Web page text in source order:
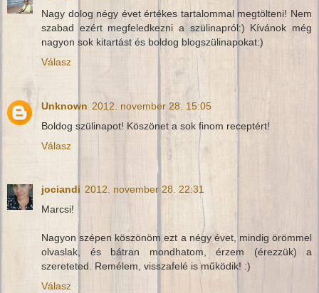
Nagy dolog négy évet értékes tartalommal megtölteni! Nem
szabad ezért megfeledkezni a szülinapról:) Kívánok még
nagyon sok kitartást és boldog blogszülinapokat:)
Válasz
Unknown 2012. november 28. 15:05
Boldog szülinapot! Köszönet a sok finom receptért!
Válasz
jociandi 2012. november 28. 22:31
Marcsi!
Nagyon szépen köszönöm ezt a négy évet, mindig örömmel
olvaslak, és bátran mondhatom, érzem (érezzük) a
szereteted. Remélem, visszafelé is működik! :)
Válasz